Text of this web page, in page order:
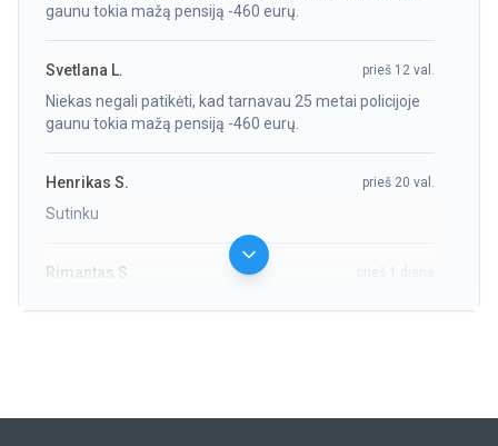
gaunu tokia mažą pensiją -460 eurų.
Svetlana L. prieš 12 val.
Niekas negali patikėti, kad tarnavau 25 metai policijoje
gaunu tokia mažą pensiją -460 eurų.
Henrikas S. prieš 20 val.
Sutinku
Rimantas S. prieš 1 dieną
už 32 ištarnautus ( valstybei atiduotus gražiausius